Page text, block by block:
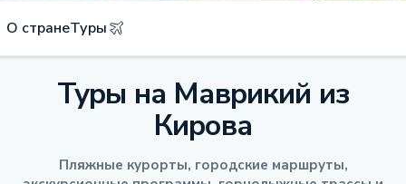
О странеТуры
Туры на Маврикий из
Кирова
Пляжные курорты, городские маршруты,